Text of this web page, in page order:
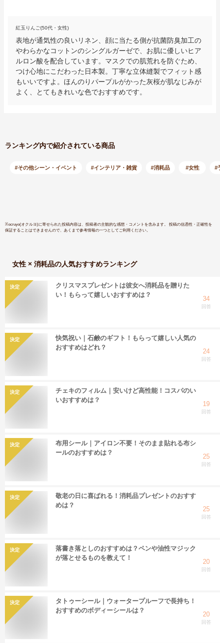
紅玉りんご(50代・女性)
表地が通気性の良いリネン、顔に当たる側が抗菌防臭加工の
やわらかなコットンのシングルガーゼで、お肌に優しいヒア
ルロン酸を配合しています。マスクでの肌荒れを防ぐため、
つけ心地にこだわった日本製。丁寧な立体縫製でフィット感
もいいですよ。ほんのりパープルがかった灰桜が肌なじみが
よく、とてもきれいな色でおすすめです。
ランキング内で紹介されている商品
#その他シーン・イベント #インテリア・雑貨 #消耗品 #女性 #
※ocruyo(オクルヨ)に寄せられた投稿内容は、投稿者の主観的な感想・コメントを含みます。 投稿の信憑性・正確性を
保証することはできませんので、あくまで参考情報の一つとしてご利用ください。
女性 × 消耗品の人気おすすめランキング
決定
クリスマスプレゼントは彼女へ消耗品を贈りた
い！もらって嬉しいおすすめは？
34
回答
決定
快気祝い｜石鹸のギフト！もらって嬉しい人気の
おすすめはどれ？
24
回答
決定
チェキのフィルム｜安いけど高性能！コスパのい
いおすすめは？
19
回答
決定
布用シール｜アイロン不要！そのまま貼れる布シ
ールのおすすめは？
25
回答
決定
敬老の日に喜ばれる！消耗品プレゼントのおすす
めは？
25
回答
決定
落書き落としのおすすめは？ペンや油性マジック
が落とせるものを教えて！
20
回答
決定
タトゥーシール｜ウォータープルーフで長持ち！
おすすめのボディーシールは？
20
回答